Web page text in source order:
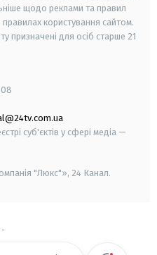
щодо реклами та правил
користування сайтом.
призначені для осіб старше 21
суб'єктів у сфері медіа —
"Люкс"», 24 Канал.